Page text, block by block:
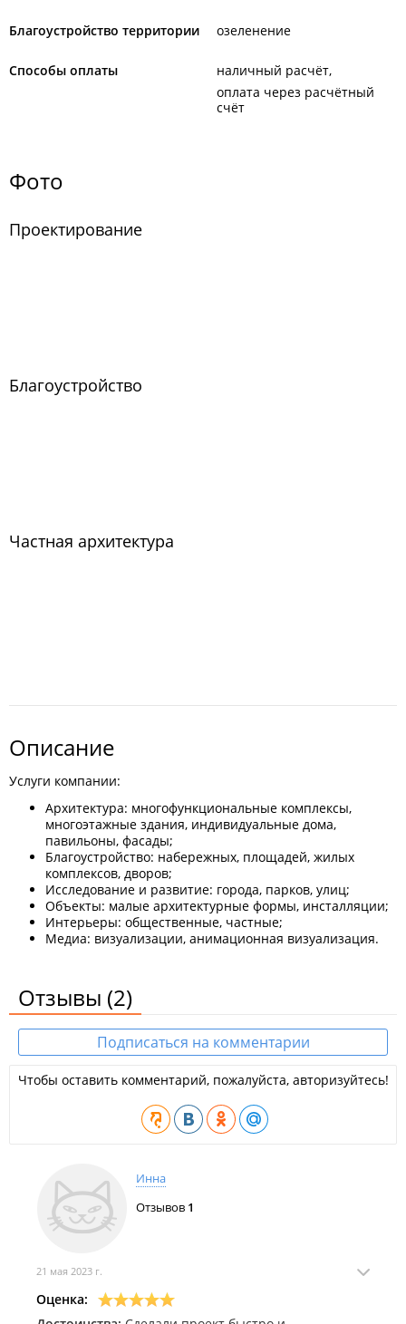
Благоустройство территории озеленение
Способы оплаты
наличный расчёт
оплата через расчётный
счёт
Фото
Проектирование
Благоустройство
Частная архитектура
Описание
Услуги компании:
Архитектура: многофункциональные комплексы,
многоэтажные здания, индивидуальные дома,
павильоны, фасады;
Благоустройство: набережных, площадей, жилых
комплексов, дворов;
Исследование и развитие: города, парков, улиц;
Объекты: малые архитектурные формы, инсталляции;
Интерьеры: общественные, частные;
Медиа: визуализации, анимационная визуализация.
Отзывы (2)
Подписаться на комментарии
Чтобы оставить комментарий, пожалуйста, авторизуйтесь!
Инна
Отзывов 1
21 мая 2023 г.
Оценка: